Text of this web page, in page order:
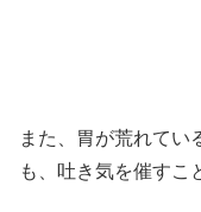
また、胃が荒れてい
も、吐き気を催すこ